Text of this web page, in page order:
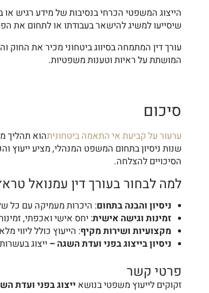
הייצוג המשפטי הכרחי בנסיבות של מידע רגיש
שיסייעו למשיג להישאר בעבודתו או לתחום את
עורך דין המתמחה בסיווג ביטחוני מכיר את החוק
המושתת על ראיות וטענות משפטיות.
סיכום
ערעור על קביעת אי התאמה ביטחונית
שנות ניסיון בתחום המשפט המנהלי, מציע ייעוץ
הסיכויים להצלחה.
למה לבחור בעורך דין עמנואל
ניסיון והבנה בתחום: היכרות מעמיקה עם כל
זמינות וגישה אישית: יחס אישי ואכפתי,
מקצועיות ושירות מקיף: הייעוץ כולל ליווי
ניסיון בייצוג בפני ועדת השגה – ייצוג
פרטי קשר
זקוקים לייעוץ משפטי בנושא ייצוג בפני ועדת